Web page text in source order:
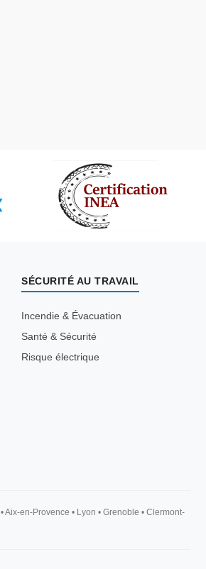
SÉCURITÉ AU TRAVAIL
Incendie & Évacuation
Santé & Sécurité
Risque électrique
•Aix-en-Provence •Lyon •Grenoble •Clermont-